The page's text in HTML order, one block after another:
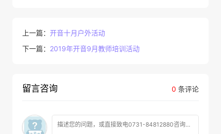
上一篇： 开音十月户外活动
下一篇： 2019年开音9月教师培训活动
0 条评论
留言咨询